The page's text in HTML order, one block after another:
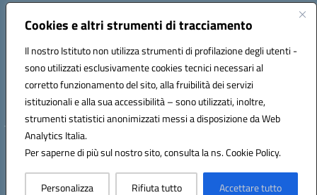
Cookies e altri strumenti di tracciamento
Il nostro Istituto non utilizza strumenti di profilazione degli utenti -
sono utilizzati esclusivamente cookies tecnici necessari al
corretto funzionamento del sito, alla fruibilità dei servizi
istituzionali e alla sua accessibilità – sono utilizzati, inoltre,
strumenti statistici anonimizzati messi a disposizione da Web
Analytics Italia.
Per saperne di più sul nostro sito, consulta la ns. Cookie Policy.
Personalizza Rifiuta tutto Accettare tutto
Indirizzo:
Centralino:0924 534873 Salemi - 0924534879 Partanna
Posta elettronica certificata (PEC):tpis002005@pec.istruzione.it
Codice fiscale: 90000320813
Codice meccanografico: TPIS002005
Hosting & Powered by 3D Solution S.r.l.
Concept & Design by Designers Italia